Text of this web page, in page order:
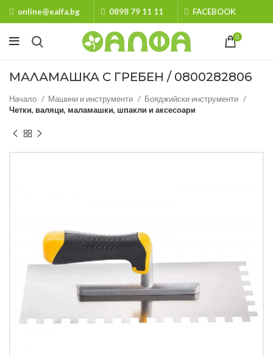
online@ealfa.bg 0898 79 11 11 FACEBOOK
0
МАЛАМАШКА С ГРЕБЕН / 0800282806
Начало Машини и инструменти
Бояджийски инструменти
Четки, валяци, маламашки, шпакли и аксесоари